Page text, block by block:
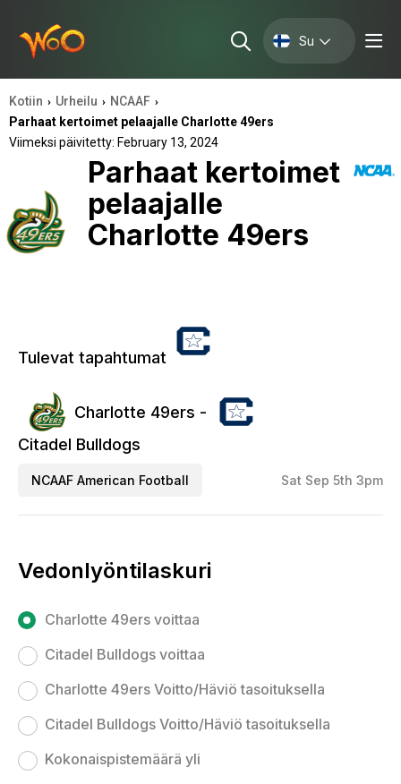
Su
Kotiin › Urheilu › NCAAF ›
Parhaat kertoimet pelaajalle Charlotte 49ers
Viimeksi päivitetty: February 13, 2024
Parhaat kertoimet
pelaajalle
Charlotte 49ers
Tulevat tapahtumat
Charlotte 49ers -
Citadel Bulldogs
NCAAF American Football Sat Sep 5th 3pm
Vedonlyöntilaskuri
Charlotte 49ers voittaa
Citadel Bulldogs voittaa
Charlotte 49ers Voitto/Häviö tasoituksella
Citadel Bulldogs Voitto/Häviö tasoituksella
Kokonaispistemäärä yli